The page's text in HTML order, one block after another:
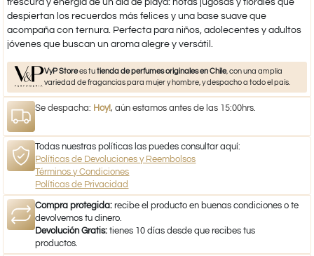
frescura y energía de un día de playa: notas jugosas y florales que
despiertan los recuerdos más felices y una base suave que
acompaña con ternura. Perfecta para niños, adolecentes y adultos
jóvenes que buscan un aroma alegre y versátil.
VyP Storees tutienda de perfumes originales en Chile, con una amplia
variedad de fragancias para mujer y hombre, y despacho a todo el país.
Se despacha: Hoy!, aún estamos antes de las 15:00hrs.
Todas nuestras políticas las puedes consultar aquí:
Políticas de Devoluciones y Reembolsos
Términos y Condiciones
Políticas de Privacidad
Compra protegida: recibe el producto en buenas condiciones o te
devolvemos tu dinero.
Devolución Gratis: tienes 10 días desde que recibes tus
productos.